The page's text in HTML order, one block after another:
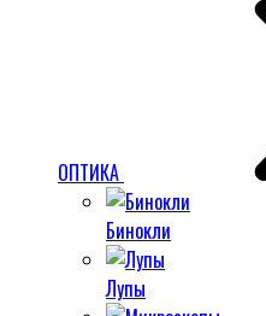
ОПТИКА
Бинокли
Лупы